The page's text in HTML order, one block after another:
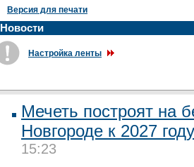
Версия для печати
Новости
Настройка ленты
Мечеть построят на
Новгороде к 2027 году
15:23